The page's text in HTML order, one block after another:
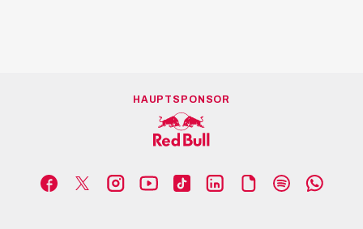
HAUPTSPONSOR